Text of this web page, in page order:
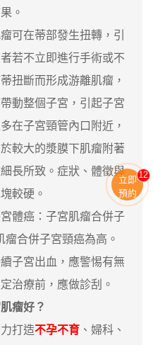
。
在蒂部發生扭轉，引
若不立即進行手術或不
扭斷而形成游離肌瘤，
動整個子宮，引起子宮
在子宮頸管內口附近，
較大的漿膜下肌瘤附著
長所致。症狀、體徵與
較硬。
癌：子宮肌瘤合併子
合併子宮頸癌為高。
子宮出血，應警惕有無
治療前，應做診刮。
瘤好？
打造不孕不育 、婦科、
立即
預約
11